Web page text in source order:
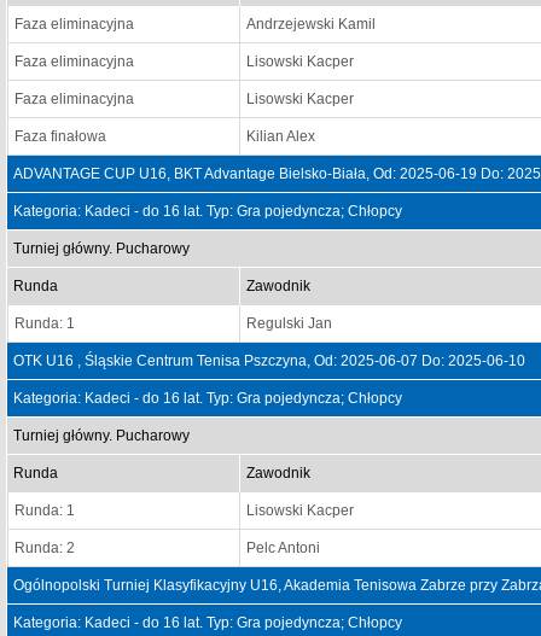
Faza eliminacyjna Andrzejewski Kamil
Faza eliminacyjna Lisowski Kacper
Faza eliminacyjna Lisowski Kacper
Faza finałowa Kilian Alex
ADVANTAGE CUP U16, BKT Advantage Bielsko-Biała, Od: 2025-06-19 Do:
Kategoria: Kadeci - do 16 lat. Typ: Gra pojedyncza; Chłopcy
Turniej główny. Pucharowy
Runda Zawodnik
Runda: 1 Regulski Jan
OTK U16 , Śląskie Centrum Tenisa Pszczyna, Od: 2025-06-07 Do: 2025-06-10
Kategoria: Kadeci - do 16 lat. Typ: Gra pojedyncza; Chłopcy
Turniej główny. Pucharowy
Runda Zawodnik
Runda: 1 Lisowski Kacper
Runda: 2 Pelc Antoni
Ogólnopolski Turniej Klasyfikacyjny U16, Akademia Tenisowa Zabrze przy
Kategoria: Kadeci - do 16 lat. Typ: Gra pojedyncza; Chłopcy